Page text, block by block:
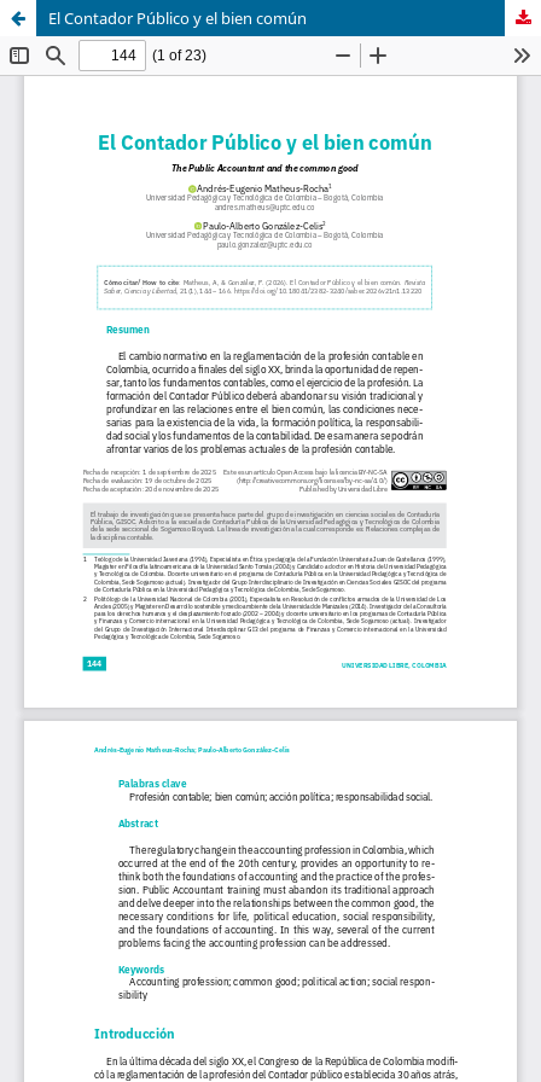
El Contador Público y el bien común